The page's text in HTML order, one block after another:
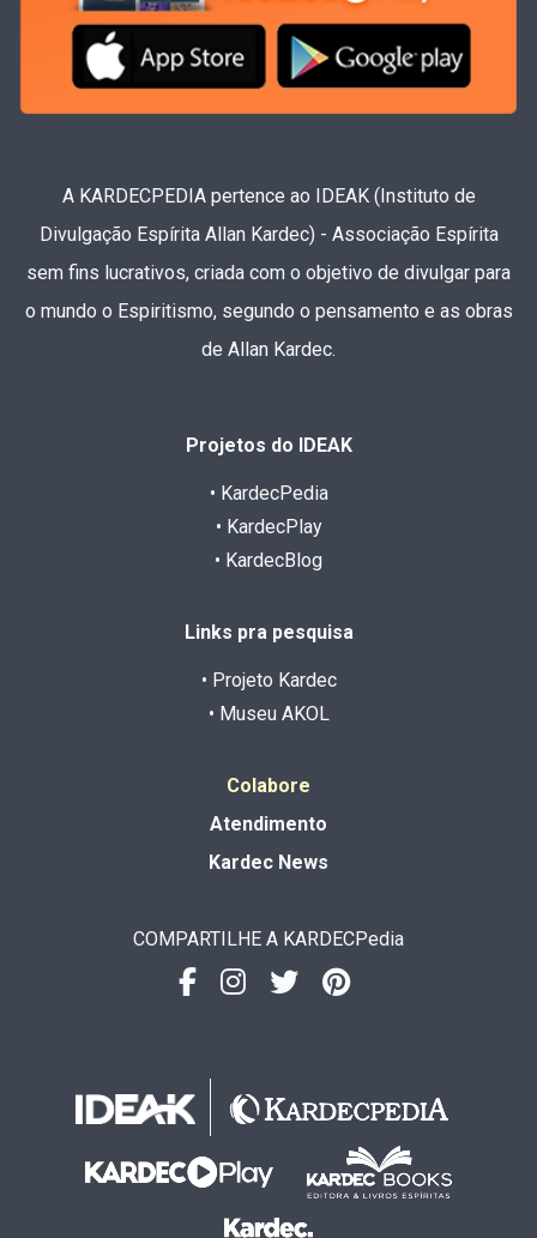
A KARDECPEDIA pertence ao IDEAK (Instituto de
Divulgação Espírita Allan Kardec) - Associação Espírita
sem fins lucrativos, criada com o objetivo de divulgar para
o mundo o Espiritismo, segundo o pensamento e as obras
de Allan Kardec.
Projetos do IDEAK
• KardecPedia
• KardecPlay
• KardecBlog
Links pra pesquisa
• Projeto Kardec
• Museu AKOL
Colabore
Atendimento
Kardec News
COMPARTILHE A KARDECPedia